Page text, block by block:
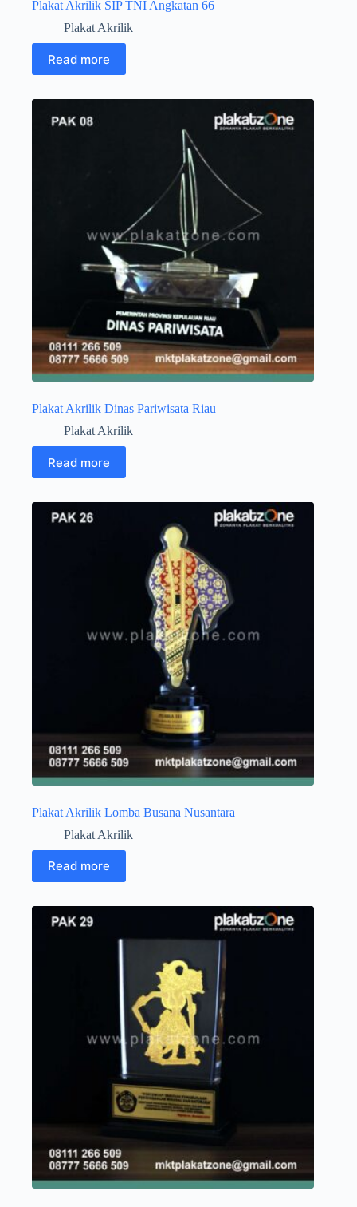
Plakat Akrilik SIP TNI Angkatan 66
Plakat Akrilik
Read more
Plakat Akrilik Dinas Pariwisata Riau
Plakat Akrilik
Read more
Plakat Akrilik Lomba Busana Nusantara
Plakat Akrilik
Read more